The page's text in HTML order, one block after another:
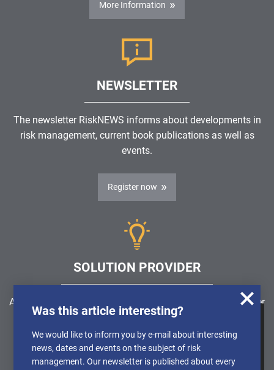
We use cookies to obtain anonymised
information about the use of our website, so
that we can constantly improve our offer.
More Information
NEWSLETTER
The newsletter RiskNEWS informs about developments in
risk management, current book publications as well as
events.
Register now
SOLUTION PROVIDER
Are you looking for a software solution or a service provider
in the field of risk management, GRC, ICS or ISMS?
Find a solution provider
Was this article interesting?
We would like to inform you by e-mail about interesting
news, dates and events on the subject of risk
management. Our newsletter is published about every